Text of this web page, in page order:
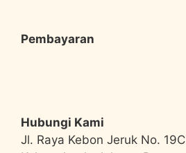
Pembayaran
Hubungi Kami
Jl. Raya Kebon Jeruk No. 19C